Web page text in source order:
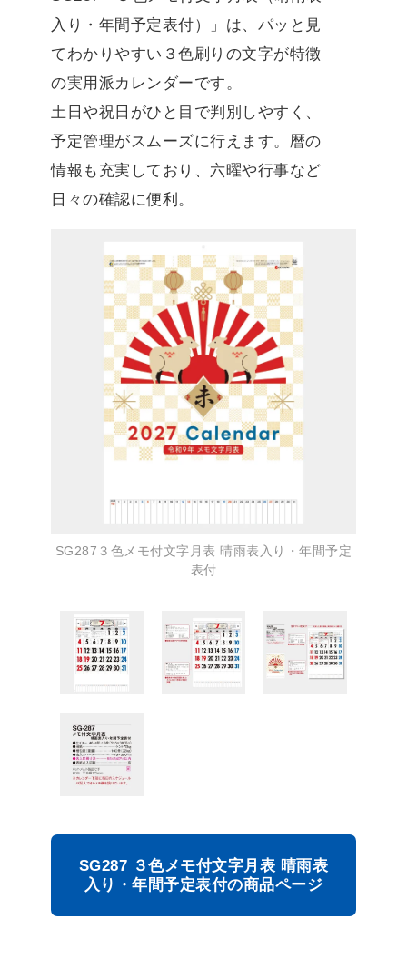
入り・年間予定表付）」は、パッと見
てわかりやすい３色刷りの文字が特徴
の実用派カレンダーです。
土日や祝日がひと目で判別しやすく、
予定管理がスムーズに行えます。暦の
情報も充実しており、六曜や行事など
日々の確認に便利。
SG287３色メモ付文字月表 晴雨表入り・年間予定
表付
SG287 ３色メモ付文字月表 晴雨表
入り・年間予定表付の商品ページ